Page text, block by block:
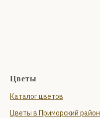
Цветы
Каталог цветов
Цветы в Приморский район